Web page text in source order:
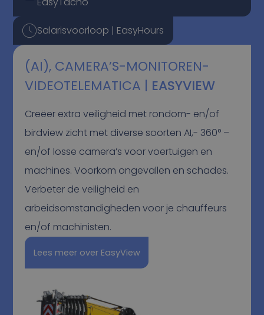
Salarisvoorloop | EasyHours
(AI), CAMERA’S-MONITOREN-
VIDEOTELEMATICA | EASYVIEW
Creëer extra veiligheid met rondom- en/of
birdview zicht met diverse soorten AI,- 360° –
en/of losse camera’s voor voertuigen en
machines. Voorkom ongevallen en schades.
Verbeter de veiligheid en
arbeidsomstandigheden voor je chauffeurs
en/of machinisten.
Lees meer over EasyView